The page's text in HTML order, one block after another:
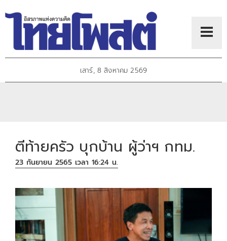
เสาร์, 8 สิงหาคม 2569
ตีท้ายครัว บุกบ้าน ผู้ว่าฯ กทม.
23 กันยายน 2565 เวลา 16:24 น.